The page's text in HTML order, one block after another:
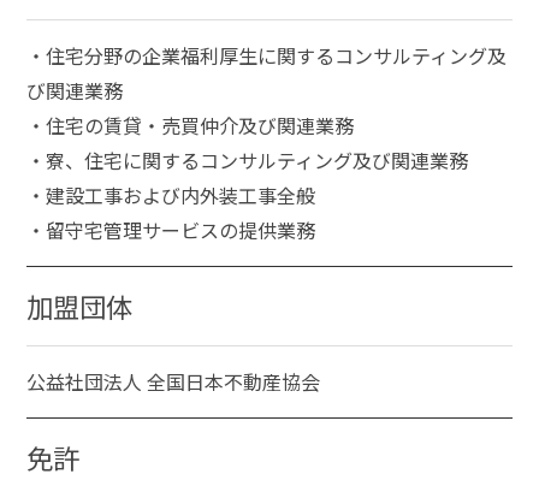
・住宅分野の企業福利厚生に関するコンサルティング及
び関連業務
・住宅の賃貸・売買仲介及び関連業務
・寮、住宅に関するコンサルティング及び関連業務
・建設工事および内外装工事全般
・留守宅管理サービスの提供業務
加盟団体
公益社団法人 全国日本不動産協会
免許